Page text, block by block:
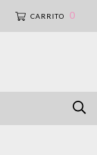
CARRITO 0